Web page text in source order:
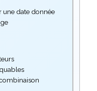
une date donnée